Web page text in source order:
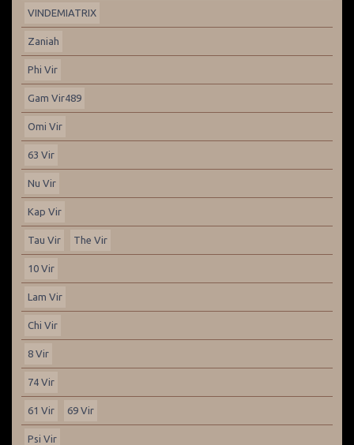
VINDEMIATRIX
Zaniah
Phi Vir
Gam Vir489
Omi Vir
63 Vir
Nu Vir
Kap Vir
Tau Vir The Vir
10 Vir
Lam Vir
Chi Vir
8 Vir
74 Vir
61 Vir 69 Vir
Psi Vir